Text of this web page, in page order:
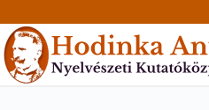
to
content